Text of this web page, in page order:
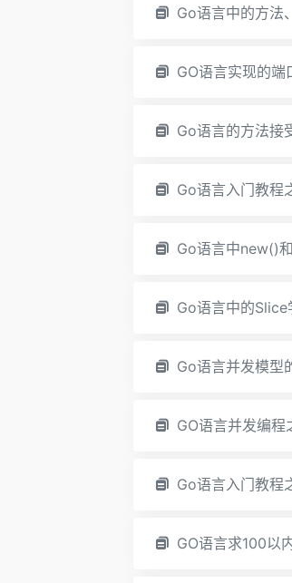
Go语言中的方法
GO语言实现的端
Go语言的方法接
Go语言入门教程
Go语言中new()
Go语言中的Slice
Go语言并发模型
GO语言并发编
Go语言入门教程
GO语言求100以